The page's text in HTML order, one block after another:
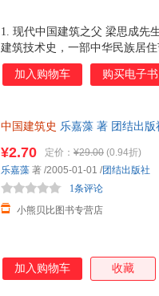
1. 现代中国建筑之父 梁思成先
建筑技术史，一部中华民族居
由蒙昧进入现代学科的开山之
测绘，绝大部分工作由当时中
扬！di一次以历史文献与实例
科学！ 4.梁思成、林徽因、莫
建筑入门书！内容涵盖木构、
观、陵墓、住宅 中国古代建筑
加入购物车 购买电子书
中国建筑史 乐嘉藻 著 团结出
¥2.70 定价： ¥29.00 (0.94折)
小熊贝比图书专营店
1条评论
乐嘉藻 著 /2005-01-01 /团结出版社
加入购物车 收藏